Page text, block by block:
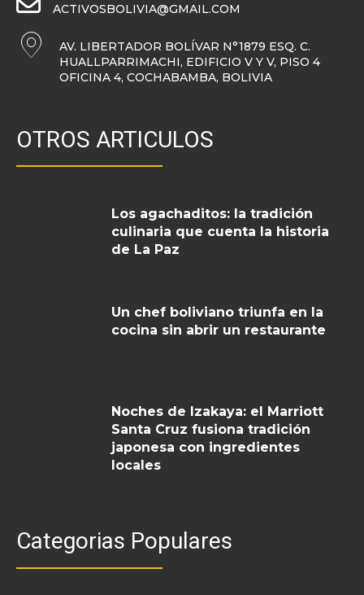
ACTIVOSBOLIVIA@GMAIL.COM
AV. LIBERTADOR BOLÍVAR N°1879 ESQ. C.
HUALLPARRIMACHI, EDIFICIO V Y V, PISO 4
OFICINA 4, COCHABAMBA, BOLIVIA
OTROS ARTICULOS
Los agachaditos: la tradición
culinaria que cuenta la historia
de La Paz
Un chef boliviano triunfa en la
cocina sin abrir un restaurante
Noches de Izakaya: el Marriott
Santa Cruz fusiona tradición
japonesa con ingredientes
locales
Categorias Populares